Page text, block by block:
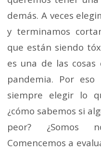
demás. A veces
y terminamos
que están siendo
es una de las
pandemia. Por
siempre elegir lo
¿cómo sabemos si
peor? ¿Somos
Comencemos a